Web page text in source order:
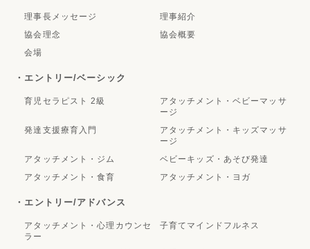
理事長メッセージ
理事紹介
協会理念
協会概要
会場
・エントリー/ベーシック
育児セラピスト 2級
アタッチメント・ベビーマッサ
ージ
発達支援療育入門
アタッチメント・キッズマッサ
ージ
アタッチメント・ジム
ベビーキッズ・あそび発達
アタッチメント・食育
アタッチメント・ヨガ
・エントリー/アドバンス
アタッチメント・心理カウンセ
ラー
子育てマインドフルネス